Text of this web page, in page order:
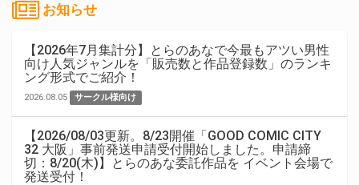
お知らせ
【2026年7月集計分】とらのあなで今最もアツい男性
向け人気ジャンルを「販売数と作品登録数」のランキ
ング形式でご紹介！
2026.08.05 サークル様向け
【2026/08/03更新。8/23開催「GOOD COMIC CITY
32 大阪」事前発送申請受付開始しました。申請締
切：8/20(木)】とらのあな委託作品を イベント会場で
発送受付！